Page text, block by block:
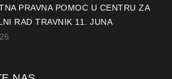
PRAVNA POMOĆ U CENTRU ZA
RAD TRAVNIK 11. JUNA